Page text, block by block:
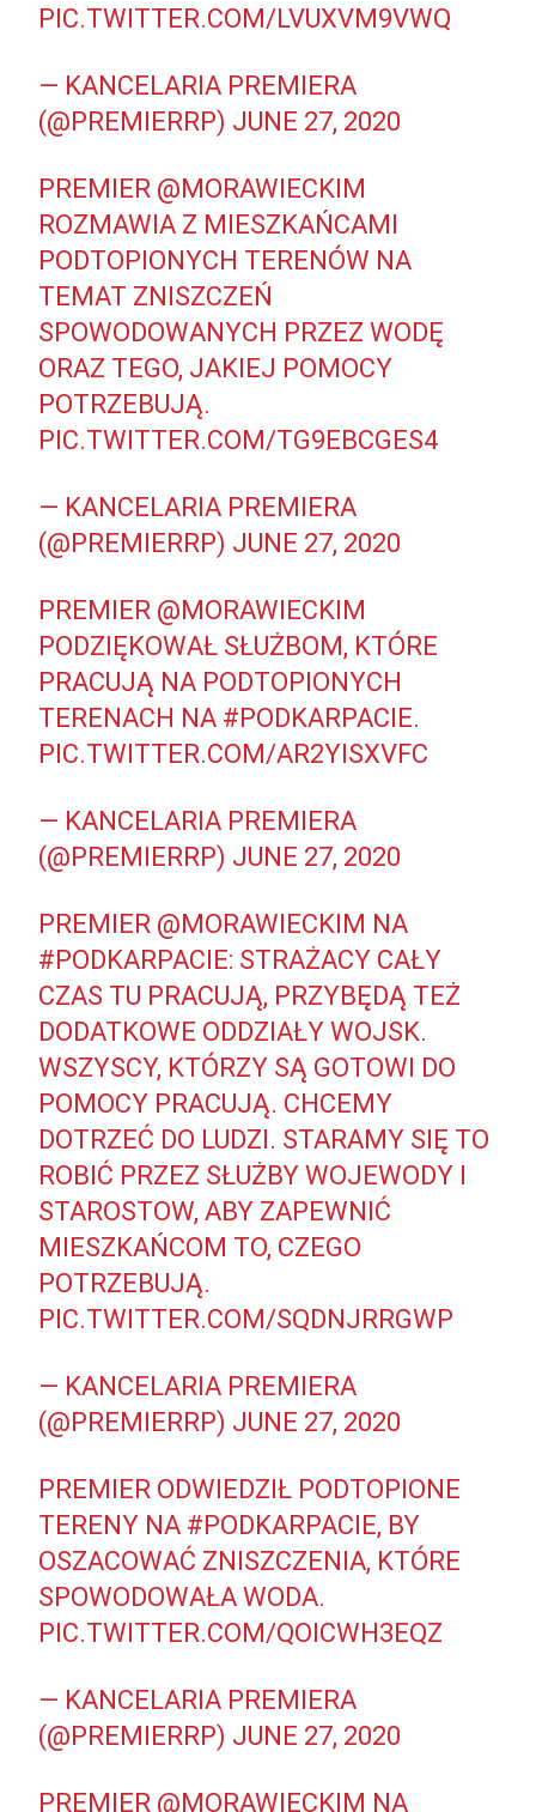
PIC.TWITTER.COM/LVUXVM9VWQ
— KANCELARIA PREMIERA
(@PREMIERRP) JUNE 27, 2020
PREMIER @MORAWIECKIM
ROZMAWIA Z MIESZKAŃCAMI
PODTOPIONYCH TERENÓW NA
TEMAT ZNISZCZEŃ
SPOWODOWANYCH PRZEZ WODĘ
ORAZ TEGO, JAKIEJ POMOCY
POTRZEBUJĄ.
PIC.TWITTER.COM/TG9EBCGES4
— KANCELARIA PREMIERA
(@PREMIERRP) JUNE 27, 2020
PREMIER @MORAWIECKIM
PODZIĘKOWAŁ SŁUŻBOM, KTÓRE
PRACUJĄ NA PODTOPIONYCH
TERENACH NA #PODKARPACIE.
PIC.TWITTER.COM/AR2YISXVFC
— KANCELARIA PREMIERA
(@PREMIERRP) JUNE 27, 2020
PREMIER @MORAWIECKIM NA
#PODKARPACIE: STRAŻACY CAŁY
CZAS TU PRACUJĄ, PRZYBĘDĄ TEŻ
DODATKOWE ODDZIAŁY WOJSK.
WSZYSCY, KTÓRZY SĄ GOTOWI DO
POMOCY PRACUJĄ. CHCEMY
DOTRZEĆ DO LUDZI. STARAMY SIĘ TO
ROBIĆ PRZEZ SŁUŻBY WOJEWODY I
STAROSTOW, ABY ZAPEWNIĆ
MIESZKAŃCOM TO, CZEGO
POTRZEBUJĄ.
PIC.TWITTER.COM/SQDNJRRGWP
— KANCELARIA PREMIERA
(@PREMIERRP) JUNE 27, 2020
PREMIER ODWIEDZIŁ PODTOPIONE
TERENY NA #PODKARPACIE, BY
OSZACOWAĆ ZNISZCZENIA, KTÓRE
SPOWODOWAŁA WODA.
PIC.TWITTER.COM/QOICWH3EQZ
— KANCELARIA PREMIERA
(@PREMIERRP) JUNE 27, 2020
PREMIER @MORAWIECKIM NA